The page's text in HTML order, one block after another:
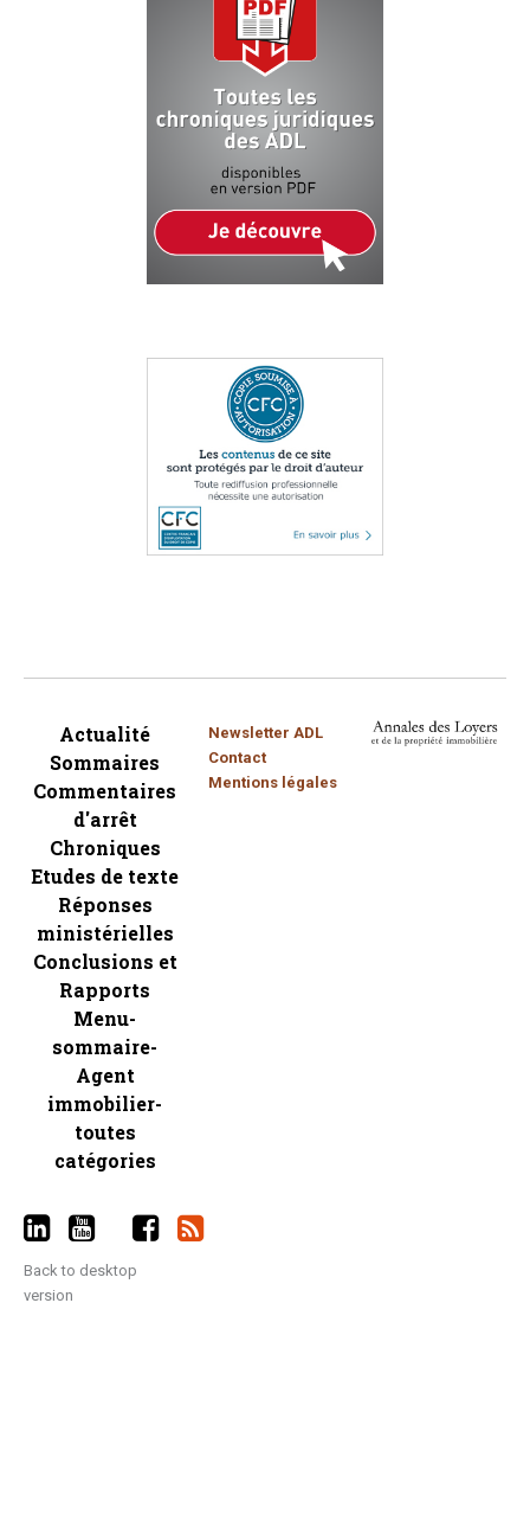
Actualité
Sommaires
Commentaires
d'arrêt
Chroniques
Etudes de texte
Réponses
ministérielles
Conclusions et
Rapports
Menu-
sommaire-
Agent
immobilier-
toutes
catégories
Newsletter ADL
Contact
Mentions légales
Back to desktop
version